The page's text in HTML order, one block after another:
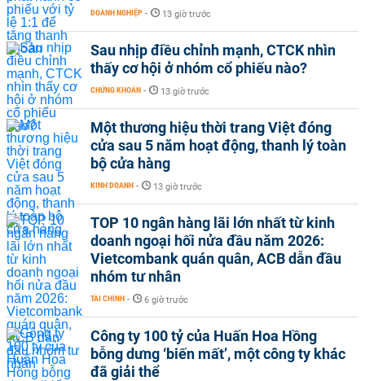
DOANH NGHIỆP - 13 giờ trước
Sau nhịp điều chỉnh mạnh, CTCK nhìn
thấy cơ hội ở nhóm cổ phiếu nào?
CHỨNG KHOÁN - 13 giờ trước
Một thương hiệu thời trang Việt đóng
cửa sau 5 năm hoạt động, thanh lý toàn
bộ cửa hàng
KINH DOANH - 13 giờ trước
TOP 10 ngân hàng lãi lớn nhất từ kinh
doanh ngoại hối nửa đầu năm 2026:
Vietcombank quán quân, ACB dẫn đầu
nhóm tư nhân
TÀI CHÍNH - 6 giờ trước
Công ty 100 tỷ của Huấn Hoa Hồng
bỗng dưng ‘biến mất’, một công ty khác
đã giải thể